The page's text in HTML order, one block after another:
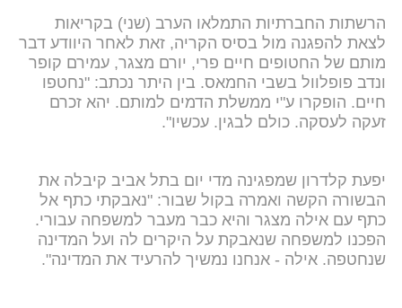
הרשתות החברתיות התמלאו הערב (שני) בקריאות
לצאת להפגנה מול בסיס הקריה, זאת לאחר היוודע דבר
מותם של החטופים חיים פרי, יורם מצגר, עמירם קופר
ונדב פופלוול בשבי החמאס. בין היתר נכתב: "נחטפו
חיים. הופקרו ע"י ממשלת הדמים למותם. יהא זכרם
זעקה לעסקה. כולם לבגין. עכשיו".
יפעת קלדרון שמפגינה מדי יום בתל אביב קיבלה את
הבשורה הקשה ואמרה בקול שבור: "נאבקתי כתף אל
כתף עם אילה מצגר והיא כבר מעבר למשפחה עבורי.
הפכנו למשפחה שנאבקת על היקרים לה ועל המדינה
שנחטפה. אילה - אנחנו נמשיך להרעיד את המדינה".